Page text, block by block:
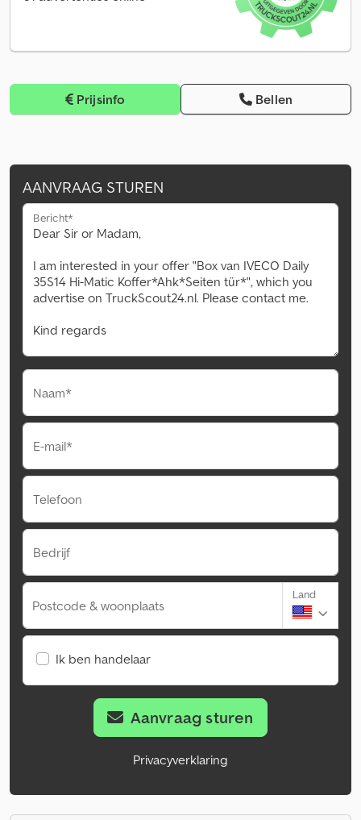
Prijsinfo Bellen
AANVRAAG STUREN
Bericht*
Naam*
E-mail*
Telefoon
Bedrijf
Postcode & woonplaats
Land
Ik ben handelaar
Aanvraag sturen
Privacyverklaring